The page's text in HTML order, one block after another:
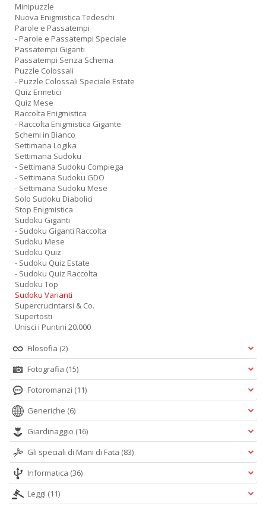
Minipuzzle
Nuova Enigmistica Tedeschi
Parole e Passatempi
- Parole e Passatempi Speciale
Passatempi Giganti
Passatempi Senza Schema
Puzzle Colossali
- Puzzle Colossali Speciale Estate
Quiz Ermetici
Quiz Mese
Raccolta Enigmistica
- Raccolta Enigmistica Gigante
Schemi in Bianco
Settimana Logika
Settimana Sudoku
- Settimana Sudoku Compiega
- Settimana Sudoku GDO
- Settimana Sudoku Mese
Solo Sudoku Diabolici
Stop Enigmistica
Sudoku Giganti
- Sudoku Giganti Raccolta
Sudoku Mese
Sudoku Quiz
- Sudoku Quiz Estate
- Sudoku Quiz Raccolta
Sudoku Top
Sudoku Varianti
Supercrucintarsi & Co.
Supertosti
Unisci i Puntini 20.000
Filosofia (2)
Fotografia (15)
Fotoromanzi (11)
Generiche (6)
Giardinaggio (16)
Gli speciali di Mani di Fata (83)
Informatica (36)
Leggi (11)